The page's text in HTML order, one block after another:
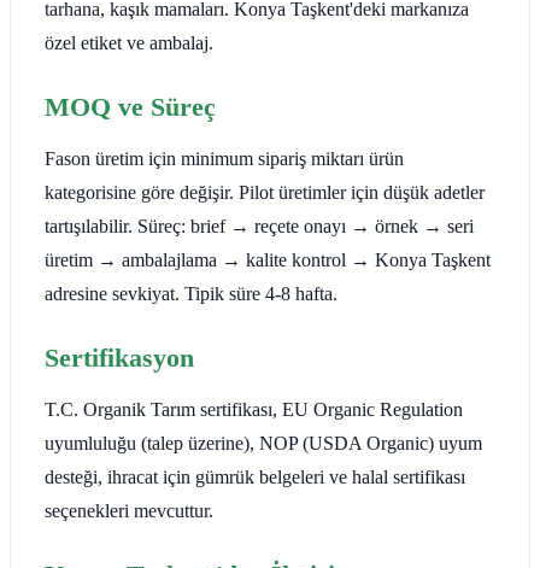
tarhana, kaşık mamaları. Konya Taşkent'deki markanıza
özel etiket ve ambalaj.
MOQ ve Süreç
Fason üretim için minimum sipariş miktarı ürün
kategorisine göre değişir. Pilot üretimler için düşük adetler
tartışılabilir. Süreç: brief → reçete onayı → örnek → seri
üretim → ambalajlama → kalite kontrol → Konya Taşkent
adresine sevkiyat. Tipik süre 4-8 hafta.
Sertifikasyon
T.C. Organik Tarım sertifikası, EU Organic Regulation
uyumluluğu (talep üzerine), NOP (USDA Organic) uyum
desteği, ihracat için gümrük belgeleri ve halal sertifikası
seçenekleri mevcuttur.